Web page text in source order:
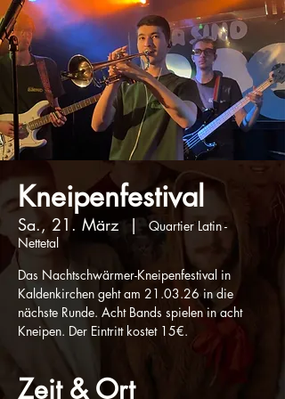
Kneipenfestival
Sa., 21. März
  |
Quartier Latin -
Nettetal
Das Nachtschwärmer-Kneipenfestival in
Kaldenkirchen geht am 21.03.26 in die
nächste Runde. Acht Bands spielen in acht
Kneipen. Der Eintritt kostet 15€.
Zeit & Ort